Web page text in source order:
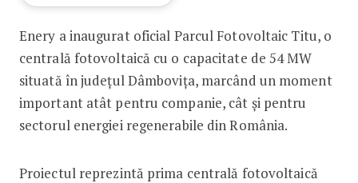
Un nou parc fotovoltaic în România
Enery a inaugurat oficial Parcul Fotovoltaic Titu, o
centrală fotovoltaică cu o capacitate de 54 MW
situată în județul Dâmbovița, marcând un moment
important atât pentru companie, cât și pentru
sectorul energiei regenerabile din România.
Proiectul reprezintă prima centrală fotovoltaică